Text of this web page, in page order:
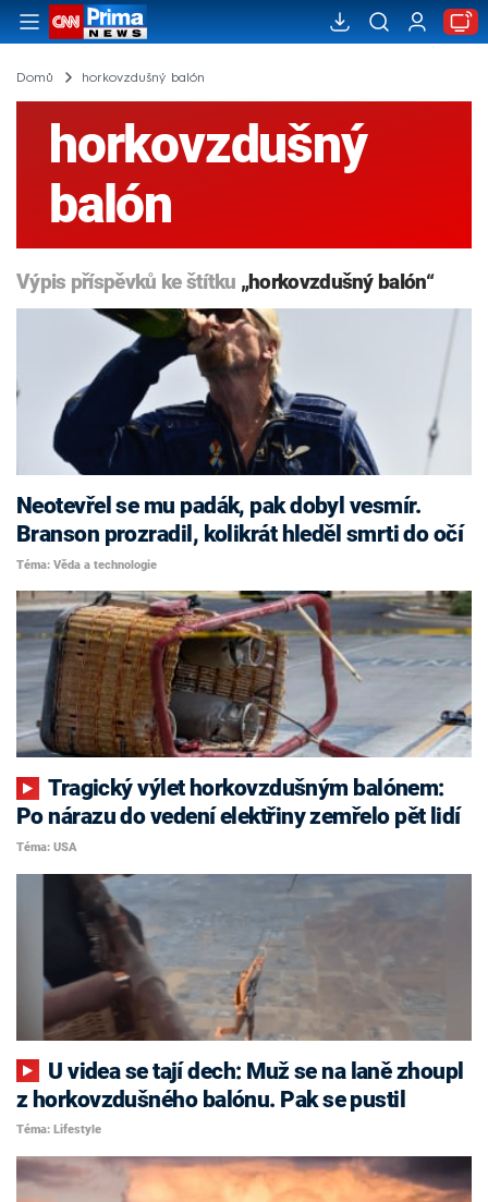
Domů horkovzdušný balón
horkovzdušný
balón
Výpis příspěvků ke štítku „horkovzdušný balón“
Neotevřel se mu padák, pak dobyl vesmír.
Branson prozradil, kolikrát hleděl smrti do očí
Téma: Věda a technologie
Tragický výlet horkovzdušným balónem:
Po nárazu do vedení elektřiny zemřelo pět lidí
Téma: USA
z horkovzdušného balónu. Pak se pustil
Téma: Lifestyle